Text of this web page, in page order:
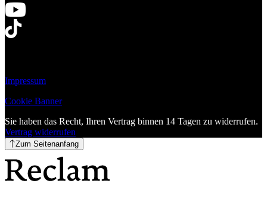
Impressum
Cookie Banner
Sie haben das Recht, Ihren Vertrag binnen 14 Tagen zu widerrufen.
Vertrag widerrufen
Zum Seitenanfang